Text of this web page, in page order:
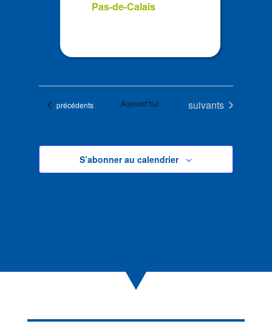
Pas-de-Calais
Évènements
précédents Aujourd’hui Évènements
suivants
S’abonner au calendrier